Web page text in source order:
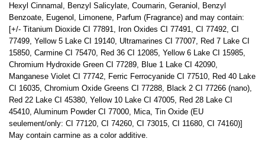
Hexyl Cinnamal, Benzyl Salicylate, Coumarin, Geraniol, Benzyl
Benzoate, Eugenol, Limonene, Parfum (Fragrance) and may contain:
[+/- Titanium Dioxide CI 77891, Iron Oxides CI 77491, CI 77492, CI
77499, Yellow 5 Lake CI 19140, Ultramarines CI 77007, Red 7 Lake CI
15850, Carmine CI 75470, Red 36 CI 12085, Yellow 6 Lake CI 15985,
Chromium Hydroxide Green CI 77289, Blue 1 Lake CI 42090,
Manganese Violet CI 77742, Ferric Ferrocyanide CI 77510, Red 40 Lake
CI 16035, Chromium Oxide Greens CI 77288, Black 2 CI 77266 (nano),
Red 22 Lake CI 45380, Yellow 10 Lake CI 47005, Red 28 Lake CI
45410, Aluminum Powder CI 77000, Mica, Tin Oxide (EU
seulement/only: CI 77120, CI 74260, CI 73015, CI 11680, CI 74160)]
May contain carmine as a color additive.